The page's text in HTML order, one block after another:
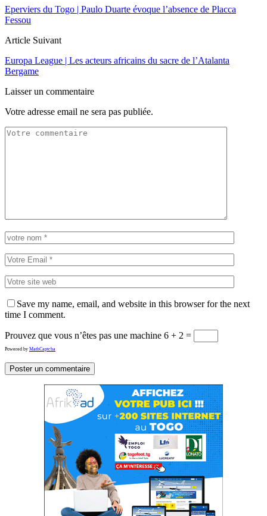
Eperviers du Togo | Paulo Duarte évoque l’absence de Placca
Fessou
Article Suivant
Europa League | Les acteurs africains du sacre de l’Atalanta
Bergame
Laisser un commentaire
Votre adresse email ne sera pas publiée.
Save my name, email, and website in this browser for the next
time I comment.
Prouvez que vous n’êtes pas une machine 6 + 2 =
Powered by MathCaptcha